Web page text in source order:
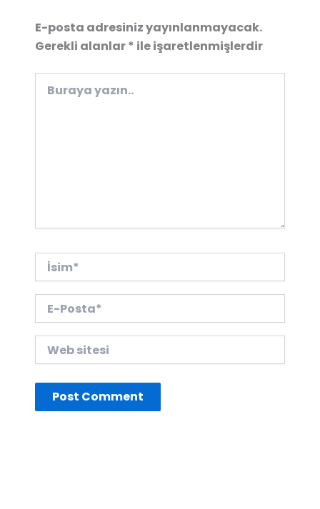
E-posta adresiniz yayınlanmayacak.
Gerekli alanlar* ile işaretlenmişlerdir
yazın..
İsim*
Posta*
sitesi